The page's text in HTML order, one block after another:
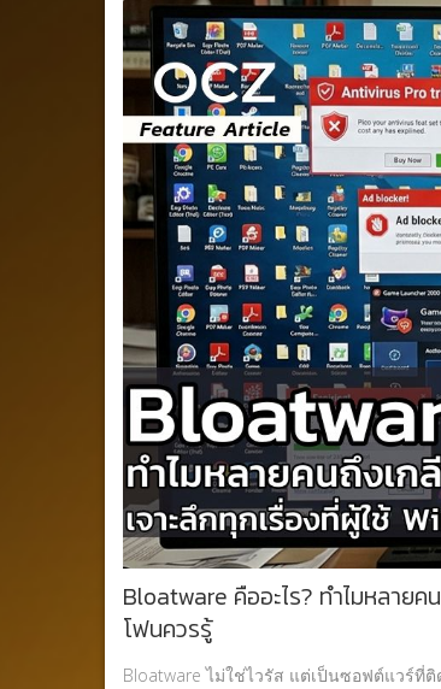
Bloatware คืออะไร? ทำไมหลาย
โฟนควรรู้
Bloatware ไม่ใช่ไวรัส แต่เป็นซอฟต์แวร์